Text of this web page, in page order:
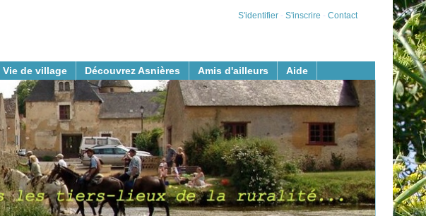
S'identifier - S'inscrire - Contact
Vie de village Découvrez Asnières Amis d'ailleurs Aide